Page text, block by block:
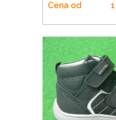
Cena od